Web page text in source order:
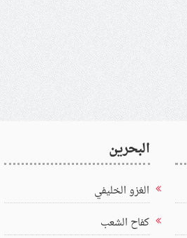
البحرين
الغزو الخليفي
كفاح الشعب